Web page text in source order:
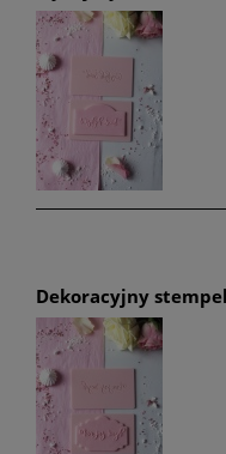
Dekoracyjny